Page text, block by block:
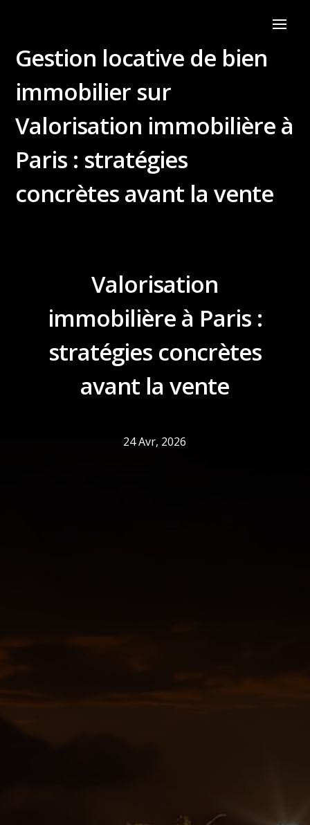
Gestion locative de bien
immobilier sur
Valorisation immobilière à
Paris : stratégies
concrètes avant la vente
Valorisation
immobilière à Paris :
stratégies concrètes
avant la vente
24 Avr, 2026